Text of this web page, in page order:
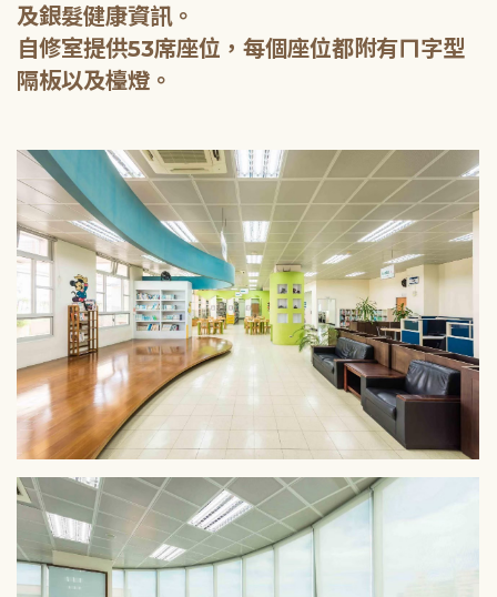
及銀髮健康資訊。
自修室提供53席座位，每個座位都附有ㄇ字型